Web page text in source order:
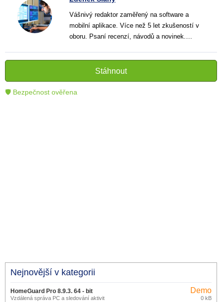
Vášnivý redaktor zaměřený na software a
mobilní aplikace. Více než 5 let zkušeností v
oboru. Psaní recenzí, návodů a novinek.
pomáhají čtenářům lépe porozumět a využít
moderní technologie.
Stáhnout
🛡 Bezpečnost ověřena
Nejnovější v kategorii
HomeGuard Pro 8.9.3. 64 - bit
Vzdálená správa PC a sledování aktivit
Demo
0 kB